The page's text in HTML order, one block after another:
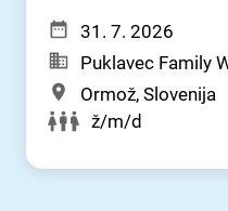
31. 7. 2026
Puklavec Family
Ormož, Slovenija
ž/m/d